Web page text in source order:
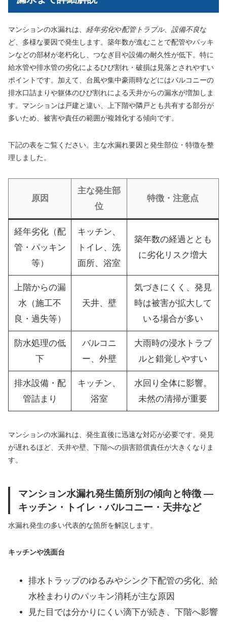
マンションの水漏れは、 経年劣化や配管トラブル、 設備不良な
ど、多様な要因で発生します。築年数が進むことで配管やパッキ
ンなどの部材が老朽化し、つなぎ目や設備の耐久性が低下。特に
給水管や排水管の劣化によるひび割れ・破損は見落とされやすい
ポイントです。加えて、台風や集中豪雨時などにはバルコニーの
排水口詰まりや躯体のひび割れによる天井からの漏水が増加しま
す。マンションは戸建と違い、上下階や隣戸とも共有する部分が
多いため、被害や責任の範囲が複雑化する傾向です。
下記の表をご覧ください。主な水漏れ要因と発生部位・特徴を整
理しました。
原因
主な発生部
位
特徴・注意点
経年劣化（配
管・パッキン
等）
キッチン、
トイレ、洗
面所、浴室
築年数の経過ととも
に劣化リスク増大
上階からの漏
水（施工不
良・過失等）
天井、壁
気づきにくく、発見
時は被害が拡大して
いる場合が多い
防水処理の低
下
バルコニ
ー、外壁
大雨時の浸水トラブ
ルと錯覚しやすい
排水設備・配
管詰まり
キッチン、
浴室
水回り全体に影響。
未然の清掃が重要
マンションの水漏れは、発生直後に迅速な対応が必要です。発見
が遅れるほど、天井や壁、下階への損害賠償責任が大きくなりま
す。
マンション水漏れ発生箇所別の傾向と特徴 —
キッチン・トイレ・バルコニー・天井など
水漏れ発生の多い代表的な箇所を解説します。
キッチンや洗面台
排水トラップのゆるみやシンク下配管の劣化、給
水栓まわりのパッキン消耗が主な原因
見た目では分かりにくい滴下が続き、下階へ影響